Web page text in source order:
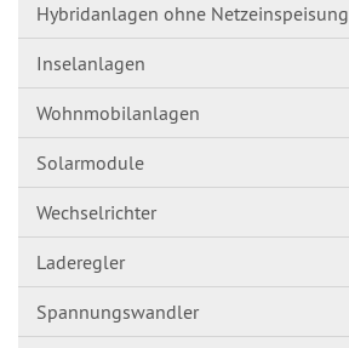
Hybridanlagen ohne Netzeinspeisung
Inselanlagen
Wohnmobilanlagen
Solarmodule
Wechselrichter
Laderegler
Spannungswandl​er